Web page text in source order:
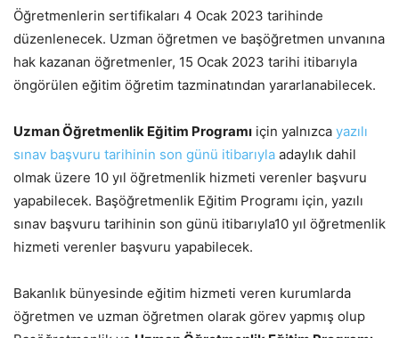
Öğretmenlerin sertifikaları 4 Ocak 2023 tarihinde
düzenlenecek. Uzman öğretmen ve başöğretmen unvanına
hak kazanan öğretmenler, 15 Ocak 2023 tarihi itibarıyla
öngörülen eğitim öğretim tazminatından yararlanabilecek.
Uzman Öğretmenlik Eğitim Programı için yalnızca yazılı
sınav başvuru tarihinin son günü itibarıyla adaylık dahil
olmak üzere 10 yıl öğretmenlik hizmeti verenler başvuru
yapabilecek. Başöğretmenlik Eğitim Programı için, yazılı
sınav başvuru tarihinin son günü itibarıyla10 yıl öğretmenlik
hizmeti verenler başvuru yapabilecek.
Bakanlık bünyesinde eğitim hizmeti veren kurumlarda
öğretmen ve uzman öğretmen olarak görev yapmış olup